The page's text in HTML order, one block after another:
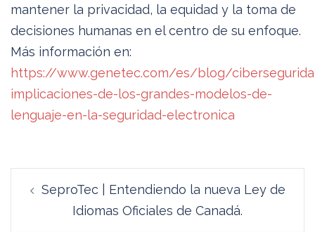
mantener la privacidad, la equidad y la toma de
decisiones humanas en el centro de su enfoque.
Más información en:
https://www.genetec.com/es/blog/
implicaciones-de-los-grandes-modelos-de-
lenguaje-en-la-seguridad-electronica
de
entradas
SeproTec | Entendiendo la nueva Ley de
Idiomas Oficiales de Canadá.